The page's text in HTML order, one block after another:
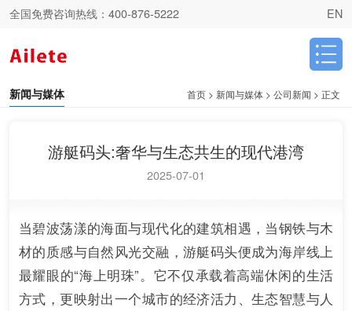
全国免费咨询热线： 400-876-5222 EN
新闻与媒体 首页 > 新闻与媒体 > 公司新闻 > 正文
游艇码头:奢华与生态共生的现代港湾
2025-07-01
当碧波荡漾的海面与现代化的建筑相遇，当钢铁与木
材的质感与自然风光交融，游艇码头便成为海岸线上
最耀眼的“海上明珠”。它不仅承载着高端休闲的生活
方式，更映射出一个城市的经济活力、生态智慧与人